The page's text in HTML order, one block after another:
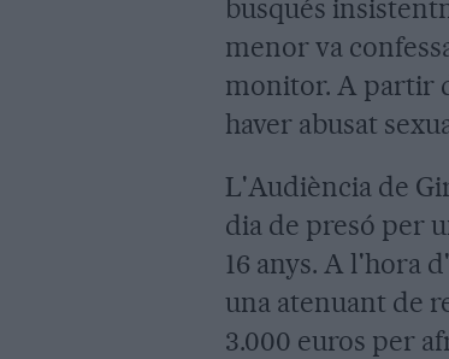
busqués
menor va
monitor. A partir
haver abusat
L'Audiència de
dia de presó per
16 anys. A l'hora
una atenuant de
3.000 euros per